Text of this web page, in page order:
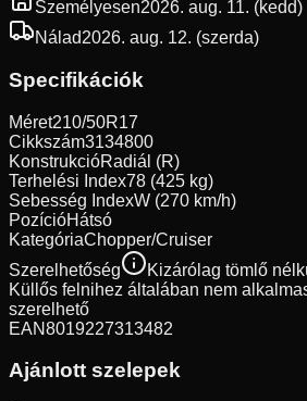
Személyesen2026. aug. 11. (kedd)
Nálad2026. aug. 12. (szerda)
Specifikációk
Méret210/50R17
Cikkszám3134800
KonstrukcióRadiál (R)
Terhelési Index78 (425 kg)
Sebesség IndexW (270 km/h)
PozícióHátsó
KategóriaChopper/Cruiser
Szerelhetőség
Kizárólag tömlő
Küllős felnihez általában nem
szerelhető
EAN8019227313482
Ajánlott szelepek